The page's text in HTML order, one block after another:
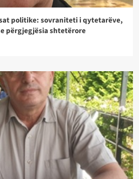
politike: sovraniteti i qytetarëve,
përgjegjësia shtetërore